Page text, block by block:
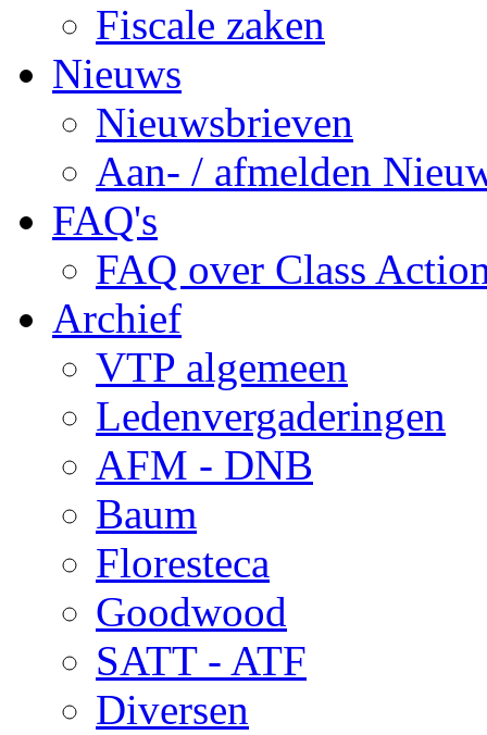
Fiscale zaken
Nieuws
Nieuwsbrieven
Aan- / afmelden
FAQ's
FAQ over Class
Archief
VTP algemeen
Ledenvergaderingen
AFM - DNB
Baum
Floresteca
Goodwood
SATT - ATF
Diversen